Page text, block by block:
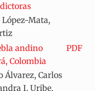
Mata,
andino
Colombia
PDF
Álvarez, Carlos
I. Uribe,